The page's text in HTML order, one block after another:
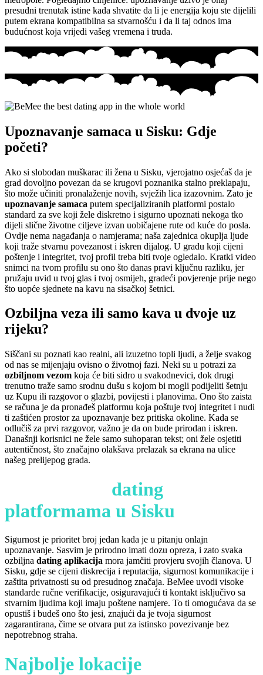
presudni trenutak istine kada shvatite da li je energija koju ste dijelili
putem ekrana kompatibilna sa stvarnošću i da li taj odnos ima
budućnost koja vrijedi vašeg vremena i truda.
Upoznavanje samaca u Sisku: Gdje
početi?
Ako si slobodan muškarac ili žena u Sisku, vjerojatno osjećaš da je
grad dovoljno povezan da se krugovi poznanika stalno preklapaju,
što može učiniti pronalaženje novih, svježih lica izazovnim. Zato je
upoznavanje samaca putem specijaliziranih platformi postalo
standard za sve koji žele diskretno i sigurno upoznati nekoga tko
dijeli slične životne ciljeve izvan uobičajene rute od kuće do posla.
Ovdje nema nagađanja o namjerama; naša zajednica okuplja ljude
koji traže stvarnu povezanost i iskren dijalog. U gradu koji cijeni
poštenje i integritet, tvoj profil treba biti tvoje ogledalo. Kratki video
snimci na tvom profilu su ono što danas pravi ključnu razliku, jer
pružaju uvid u tvoj glas i tvoj osmijeh, gradeći povjerenje prije nego
što uopće sjednete na kavu na sisačkoj šetnici.
Ozbiljna veza ili samo kava u dvoje uz
rijeku?
Siščani su poznati kao realni, ali izuzetno topli ljudi, a želje svakog
od nas se mijenjaju ovisno o životnoj fazi. Neki su u potrazi za
ozbiljnom vezom koja će biti sidro u svakodnevici, dok drugi
trenutno traže samo srodnu dušu s kojom bi mogli podijeliti šetnju
uz Kupu ili razgovor o glazbi, povijesti i planovima. Ono što zaista
se računa je da pronađeš platformu koja poštuje tvoj integritet i nudi
ti zaštićen prostor za upoznavanje bez pritiska okoline. Kada se
odlučiš za prvi razgovor, važno je da on bude prirodan i iskren.
Današnji korisnici ne žele samo suhoparan tekst; oni žele osjetiti
autentičnost, što značajno olakšava prelazak sa ekrana na ulice
našeg prelijepog grada.
dating
platformama u Sisku
Sigurnost je prioritet broj jedan kada je u pitanju onlajn
upoznavanje. Sasvim je prirodno imati dozu opreza, i zato svaka
ozbiljna dating aplikacija mora jamčiti provjeru svojih članova. U
Sisku, gdje se cijeni diskrecija i reputacija, sigurnost komunikacije i
zaštita privatnosti su od presudnog značaja. BeMee uvodi visoke
standarde ručne verifikacije, osiguravajući ti kontakt isključivo sa
stvarnim ljudima koji imaju poštene namjere. To ti omogućava da se
opustiš i budeš ono što jesi, znajući da je tvoja sigurnost
zagarantirana, čime se otvara put za istinsko povezivanje bez
nepotrebnog straha.
Najbolje lokacije